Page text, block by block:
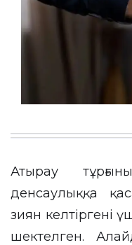
Атырау
денсаулыққа
зиян келтіргені
шектелген.